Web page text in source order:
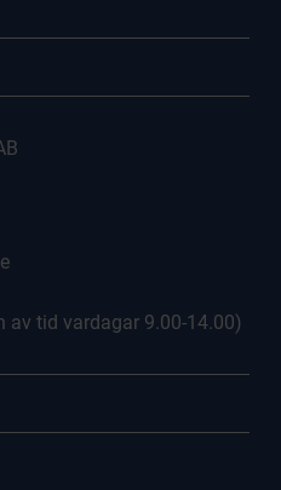
av tid vardagar 9.00-14.00)